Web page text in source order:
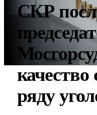
СКР
качество
ряду